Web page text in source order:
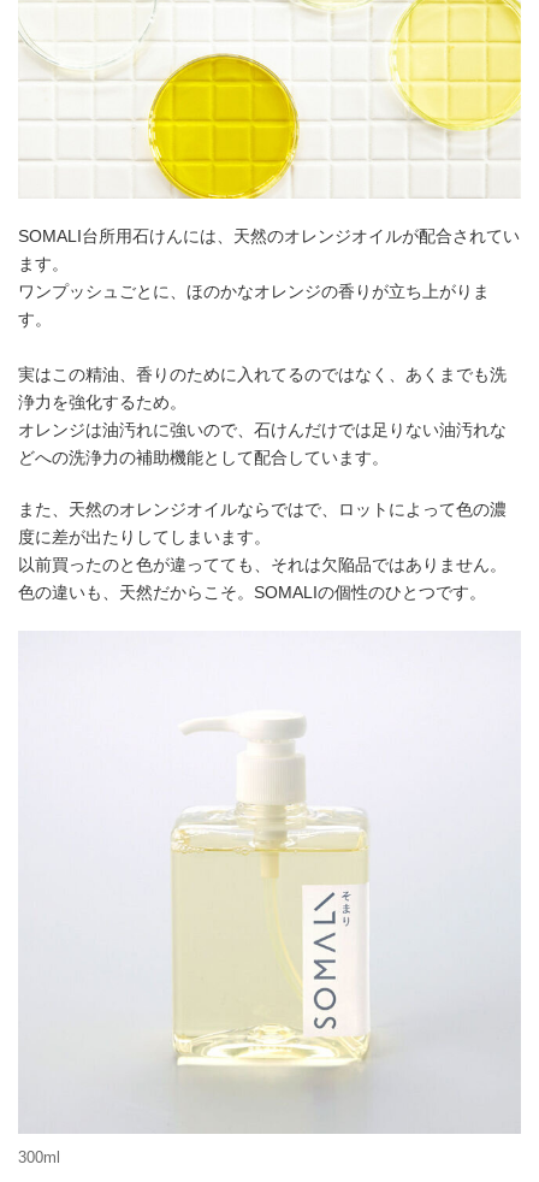
SOMALI台所用石けんには、天然のオレンジオイルが配合されてい
ます。
ワンプッシュごとに、ほのかなオレンジの香りが立ち上がりま
す。
実はこの精油、香りのために入れてるのではなく、あくまでも洗
浄力を強化するため。
オレンジは油汚れに強いので、石けんだけでは足りない油汚れな
どへの洗浄力の補助機能として配合しています。
また、天然のオレンジオイルならではで、ロットによって色の濃
度に差が出たりしてしまいます。
以前買ったのと色が違ってても、それは欠陥品ではありません。
色の違いも、天然だからこそ。SOMALIの個性のひとつです。
300ml